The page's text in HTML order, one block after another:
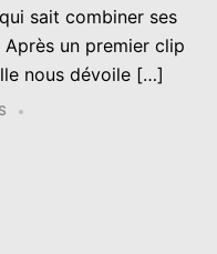
sait combiner ses
un premier clip
nous dévoile […]